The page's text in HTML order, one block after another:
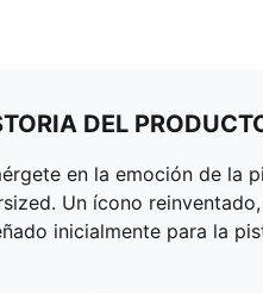
DEL
en la emoción de la
Un ícono
inicialmente para la